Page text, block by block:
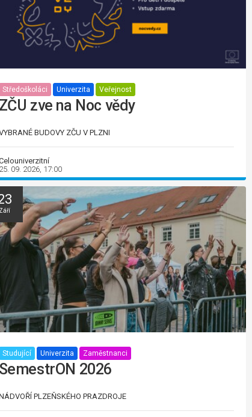
Středoškoláci Univerzita Veřejnost
ZČU zve na Noc vědy
BUDOVY ZČU V PLZNI
25. 09. 2026, 17:00
Září
Studující Univerzita Zaměstnanci
SemestrON 2026
PLZEŇSKÉHO PRAZDROJE